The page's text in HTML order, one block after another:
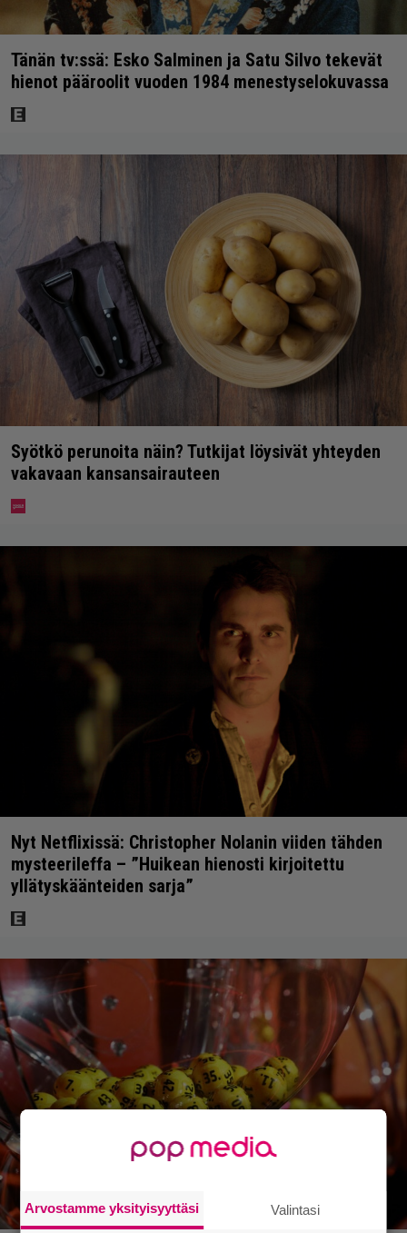
Tänän tv:ssä: Esko Salminen ja Satu Silvo tekevät
hienot pääroolit vuoden 1984 menestyselokuvassa
Syötkö perunoita näin? Tutkijat löysivät yhteyden
vakavaan kansansairauteen
Nyt Netflixissä: Christopher Nolanin viiden tähden
mysteerileffa – ”Huikean hienosti kirjoitettu
yllätyskäänteiden sarja”
Arvostamme yksityisyyttäsi Valintasi